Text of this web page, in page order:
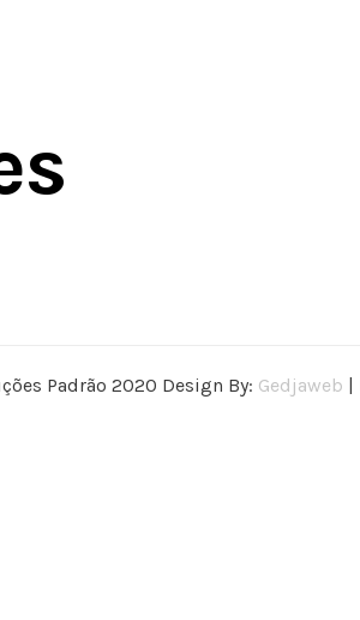
Padrão 2020 Design By: Gedjaweb |